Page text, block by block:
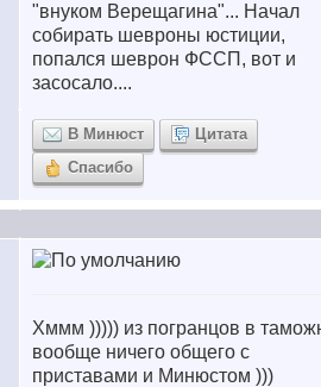
"внуком Верещагина"... Начал
собирать шевроны юстиции,
попался шеврон ФССП, вот и
засосало....
В Минюст
Цитата
Спасибо
Хммм ))))) из погранцов в
вообще ничего общего с
приставами и Минюстом )))